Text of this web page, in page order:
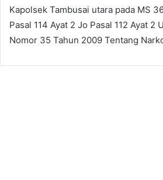
Kapolsek Tambusai utara pada MS
Pasal 114 Ayat 2 Jo Pasal 112 Ayat 2
Nomor 35 Tahun 2009 Tentang